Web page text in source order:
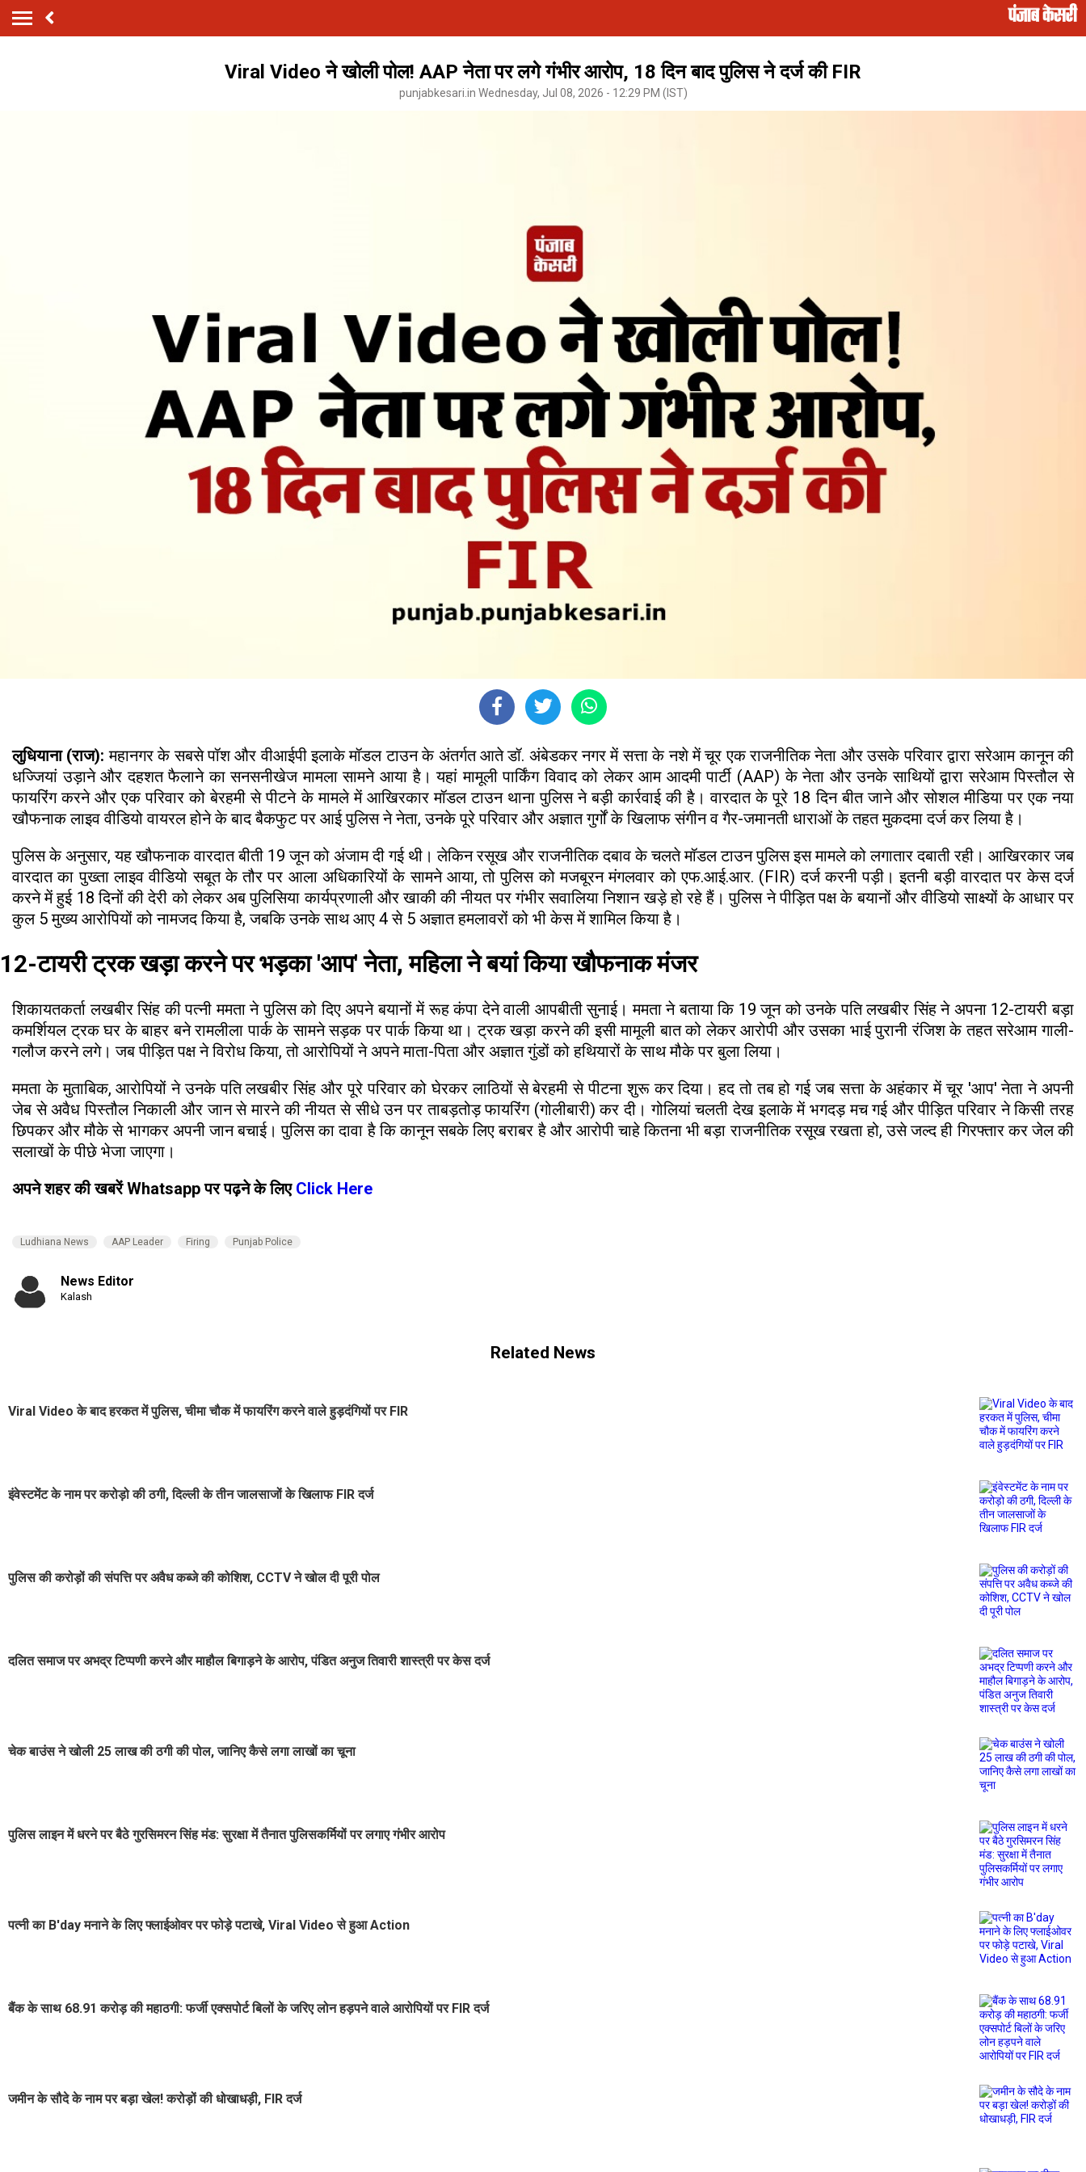
Viral Video ने खोली पोल! AAP नेता पर लगे गंभीर आरोप, 18 दिन बाद पुलिस ने दर्ज की FIR
punjabkesari.in Wednesday, Jul 08, 2026 - 12:29 PM (IST)
लुधियाना (राज):महानगर के सबसे पॉश और वीआईपी इलाके मॉडल टाउन के अंतर्गत आते डॉ. अंबेडकर नगर में सत्ता के नशे में चूर एक राजनीतिक नेता और उसके परिवार द्वारा सरेआम कानून की
धज्जियां उड़ाने और दहशत फैलाने का सनसनीखेज मामला सामने आया है। यहां मामूली पार्किंग विवाद को लेकर आम आदमी पार्टी (AAP) के नेता और उनके साथियों द्वारा सरेआम पिस्तौल से
फायरिंग करने और एक परिवार को बेरहमी से पीटने के मामले में आखिरकार मॉडल टाउन थाना पुलिस ने बड़ी कार्रवाई की है। वारदात के पूरे 18 दिन बीत जाने और सोशल मीडिया पर एक नया
खौफनाक लाइव वीडियो वायरल होने के बाद बैकफुट पर आई पुलिस ने नेता, उनके पूरे परिवार और अज्ञात गुर्गों के खिलाफ संगीन व गैर-जमानती धाराओं के तहत मुकदमा दर्ज कर लिया है।
पुलिस के अनुसार, यह खौफनाक वारदात बीती 19 जून को अंजाम दी गई थी। लेकिन रसूख और राजनीतिक दबाव के चलते मॉडल टाउन पुलिस इस मामले को लगातार दबाती रही। आखिरकार जब
वारदात का पुख्ता लाइव वीडियो सबूत के तौर पर आला अधिकारियों के सामने आया, तो पुलिस को मजबूरन मंगलवार को एफ.आई.आर. (FIR) दर्ज करनी पड़ी। इतनी बड़ी वारदात पर केस दर्ज
करने में हुई 18 दिनों की देरी को लेकर अब पुलिसिया कार्यप्रणाली और खाकी की नीयत पर गंभीर सवालिया निशान खड़े हो रहे हैं। पुलिस ने पीड़ित पक्ष के बयानों और वीडियो साक्ष्यों के आधार पर
कुल 5 मुख्य आरोपियों को नामजद किया है, जबकि उनके साथ आए 4 से 5 अज्ञात हमलावरों को भी केस में शामिल किया है।
12-टायरी ट्रक खड़ा करने पर भड़का 'आप' नेता, महिला ने बयां किया खौफनाक मंजर
शिकायतकर्ता लखबीर सिंह की पत्नी ममता ने पुलिस को दिए अपने बयानों में रूह कंपा देने वाली आपबीती सुनाई। ममता ने बताया कि 19 जून को उनके पति लखबीर सिंह ने अपना 12-टायरी बड़ा
कमर्शियल ट्रक घर के बाहर बने रामलीला पार्क के सामने सड़क पर पार्क किया था। ट्रक खड़ा करने की इसी मामूली बात को लेकर आरोपी और उसका भाई पुरानी रंजिश के तहत सरेआम गाली-
गलौज करने लगे। जब पीड़ित पक्ष ने विरोध किया, तो आरोपियों ने अपने माता-पिता और अज्ञात गुंडों को हथियारों के साथ मौके पर बुला लिया।
ममता के मुताबिक, आरोपियों ने उनके पति लखबीर सिंह और पूरे परिवार को घेरकर लाठियों से बेरहमी से पीटना शुरू कर दिया। हद तो तब हो गई जब सत्ता के अहंकार में चूर 'आप' नेता ने अपनी
जेब से अवैध पिस्तौल निकाली और जान से मारने की नीयत से सीधे उन पर ताबड़तोड़ फायरिंग (गोलीबारी) कर दी। गोलियां चलती देख इलाके में भगदड़ मच गई और पीड़ित परिवार ने किसी तरह
छिपकर और मौके से भागकर अपनी जान बचाई। पुलिस का दावा है कि कानून सबके लिए बराबर है और आरोपी चाहे कितना भी बड़ा राजनीतिक रसूख रखता हो, उसे जल्द ही गिरफ्तार कर जेल की
सलाखों के पीछे भेजा जाएगा।
अपने शहर की खबरें Whatsapp पर पढ़ने के लिए Click Here
Ludhiana News AAP Leader Firing Punjab Police
News Editor
Kalash
Related News
Viral Video के बाद हरकत में पुलिस, चीमा चौक में फायरिंग करने वाले हुड़दंगियों पर FIR
इंवेस्टमेंट के नाम पर करोड़ो की ठगी, दिल्ली के तीन जालसाजों के खिलाफ FIR दर्ज
पुलिस की करोड़ों की संपत्ति पर अवैध कब्जे की कोशिश, CCTV ने खोल दी पूरी पोल
दलित समाज पर अभद्र टिप्पणी करने और माहौल बिगाड़ने के आरोप, पंडित अनुज तिवारी शास्त्री पर केस दर्ज
चेक बाउंस ने खोली 25 लाख की ठगी की पोल, जानिए कैसे लगा लाखों का चूना
पुलिस लाइन में धरने पर बैठे गुरसिमरन सिंह मंड: सुरक्षा में तैनात पुलिसकर्मियों पर लगाए गंभीर आरोप
पत्नी का B'day मनाने के लिए फ्लाईओवर पर फोड़े पटाखे, Viral Video से हुआ Action
बैंक के साथ 68.91 करोड़ की महाठगी: फर्जी एक्सपोर्ट बिलों के जरिए लोन हड़पने वाले आरोपियों पर FIR दर्ज
जमीन के सौदे के नाम पर बड़ा खेल! करोड़ों की धोखाधड़ी, FIR दर्ज